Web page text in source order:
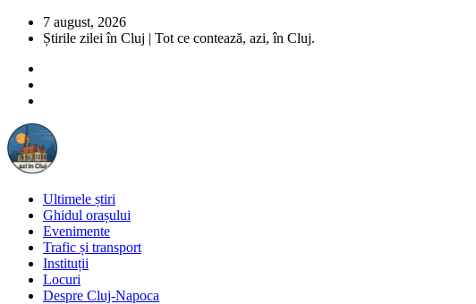
7 august, 2026
Știrile zilei în Cluj | Tot ce contează, azi, în Cluj.
Ultimele știri
Ghidul orașului
Evenimente
Trafic și transport
Instituții
Locuri
Despre Cluj-Napoca